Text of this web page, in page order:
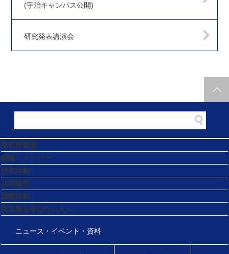
(宇治キャンパス公開)
研究発表講演会
研究所概要
組織・メンバー
研究活動
共同研究
国際活動
防災研を学びたい人へ
ニュース・イベント・資料